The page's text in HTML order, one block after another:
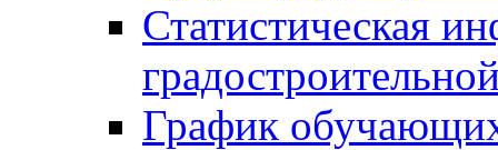
Статистическая
График